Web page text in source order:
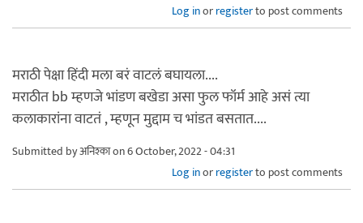
Log inorregisterto post comments
मराठी पेक्षा हिंदी मला बरं वाटलं बघायला....
मराठीत bb म्हणजे भांडण बखेडा असा फुल फॉर्म आहे असं त्या
कलाकारांना वाटतं , म्हणून मुद्दाम च भांडत बसतात....
Submitted byअनिश्काon 6 October, 2022 - 04:31
Log inorregisterto post comments